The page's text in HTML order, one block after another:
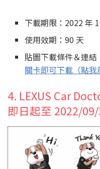
下載期限：2022 年
使用效期：90 天
貼圖下載條件＆連結
關卡即可下載（點我
4. LEXUS Car
即日起至 2022/09/